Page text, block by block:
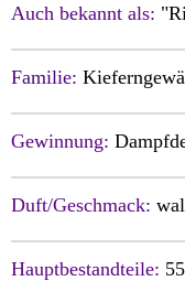
Auch bekannt als:
Familie:
Gewinnung:
Duft/Geschmack:
Hauptbestandteile: